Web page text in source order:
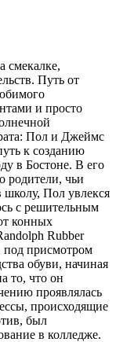
смекалке,
Путь от
и просто
Пол и Джеймс
к созданию
в Бостоне. В его
родители, чьи
школу, Пол увлекся
с решительным
конных
Rubber
под присмотром
обуви, начиная
то, что он
проявлялась
происходящие
был
в колледже.